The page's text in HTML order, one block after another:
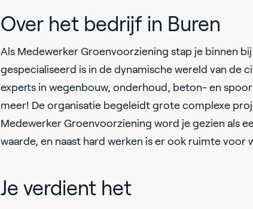
Over het bedrijf in Buren
Als Medewerker Groenvoorziening stap je binnen
gespecialiseerd is in de dynamische wereld van de
experts in wegenbouw, onderhoud, beton- en
meer! De organisatie begeleidt grote complexe
Medewerker Groenvoorziening word je gezien als
waarde, en naast hard werken is er ook ruimte voor
Je verdient het